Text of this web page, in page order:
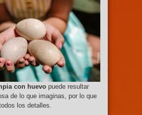
con huevo puede resultar
de lo que imaginas, por lo que
los detalles.